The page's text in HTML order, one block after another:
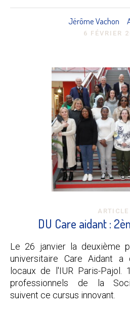
Jérôme Vachon
6 FÉVRIER
ARTICLE
DU Care aidant :
Le 26 janvier la deuxième
universitaire Care Aidant
locaux de l'IUR Paris-Pajol.
professionnels de la
suivent ce cursus innovant.